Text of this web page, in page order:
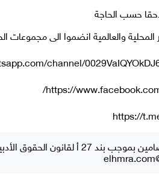
حسب الحاجة
المحلية والعالمية انضموا الى مجموعات
الحقوق الأدبية لسنة 2007، يرجى ارسال رسالة الى: